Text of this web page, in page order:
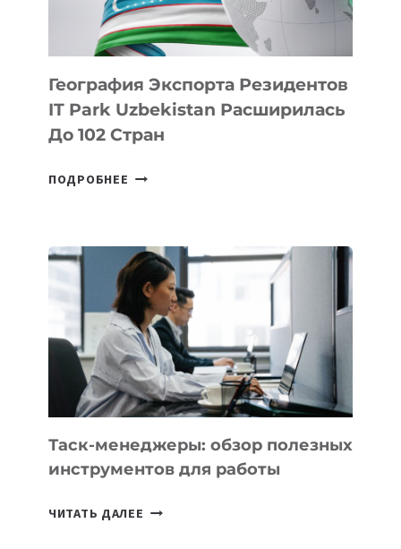
ИНТЕЛЛЕКТУ
География Экспорта Резидентов
IT Park Uzbekistan Расширилась
До 102 Стран
ПОДРОБНЕЕ ГЕОГРАФИЯ
PARK
UZBEKISTAN
РАСШИРИЛАСЬ
ДО
102
СТРАН
Таск-менеджеры: обзор полезных
инструментов для работы
ЧИТАТЬ ДАЛЕЕ ТАСК-